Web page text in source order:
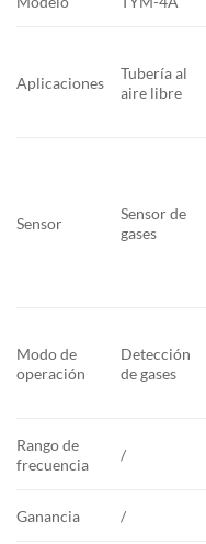
Aplicaciones
Tubería al
aire libre
Sensor
Sensor de
gases
Modo de
operación
Detección
de gases
Rango de
frecuencia
/
Ganancia /